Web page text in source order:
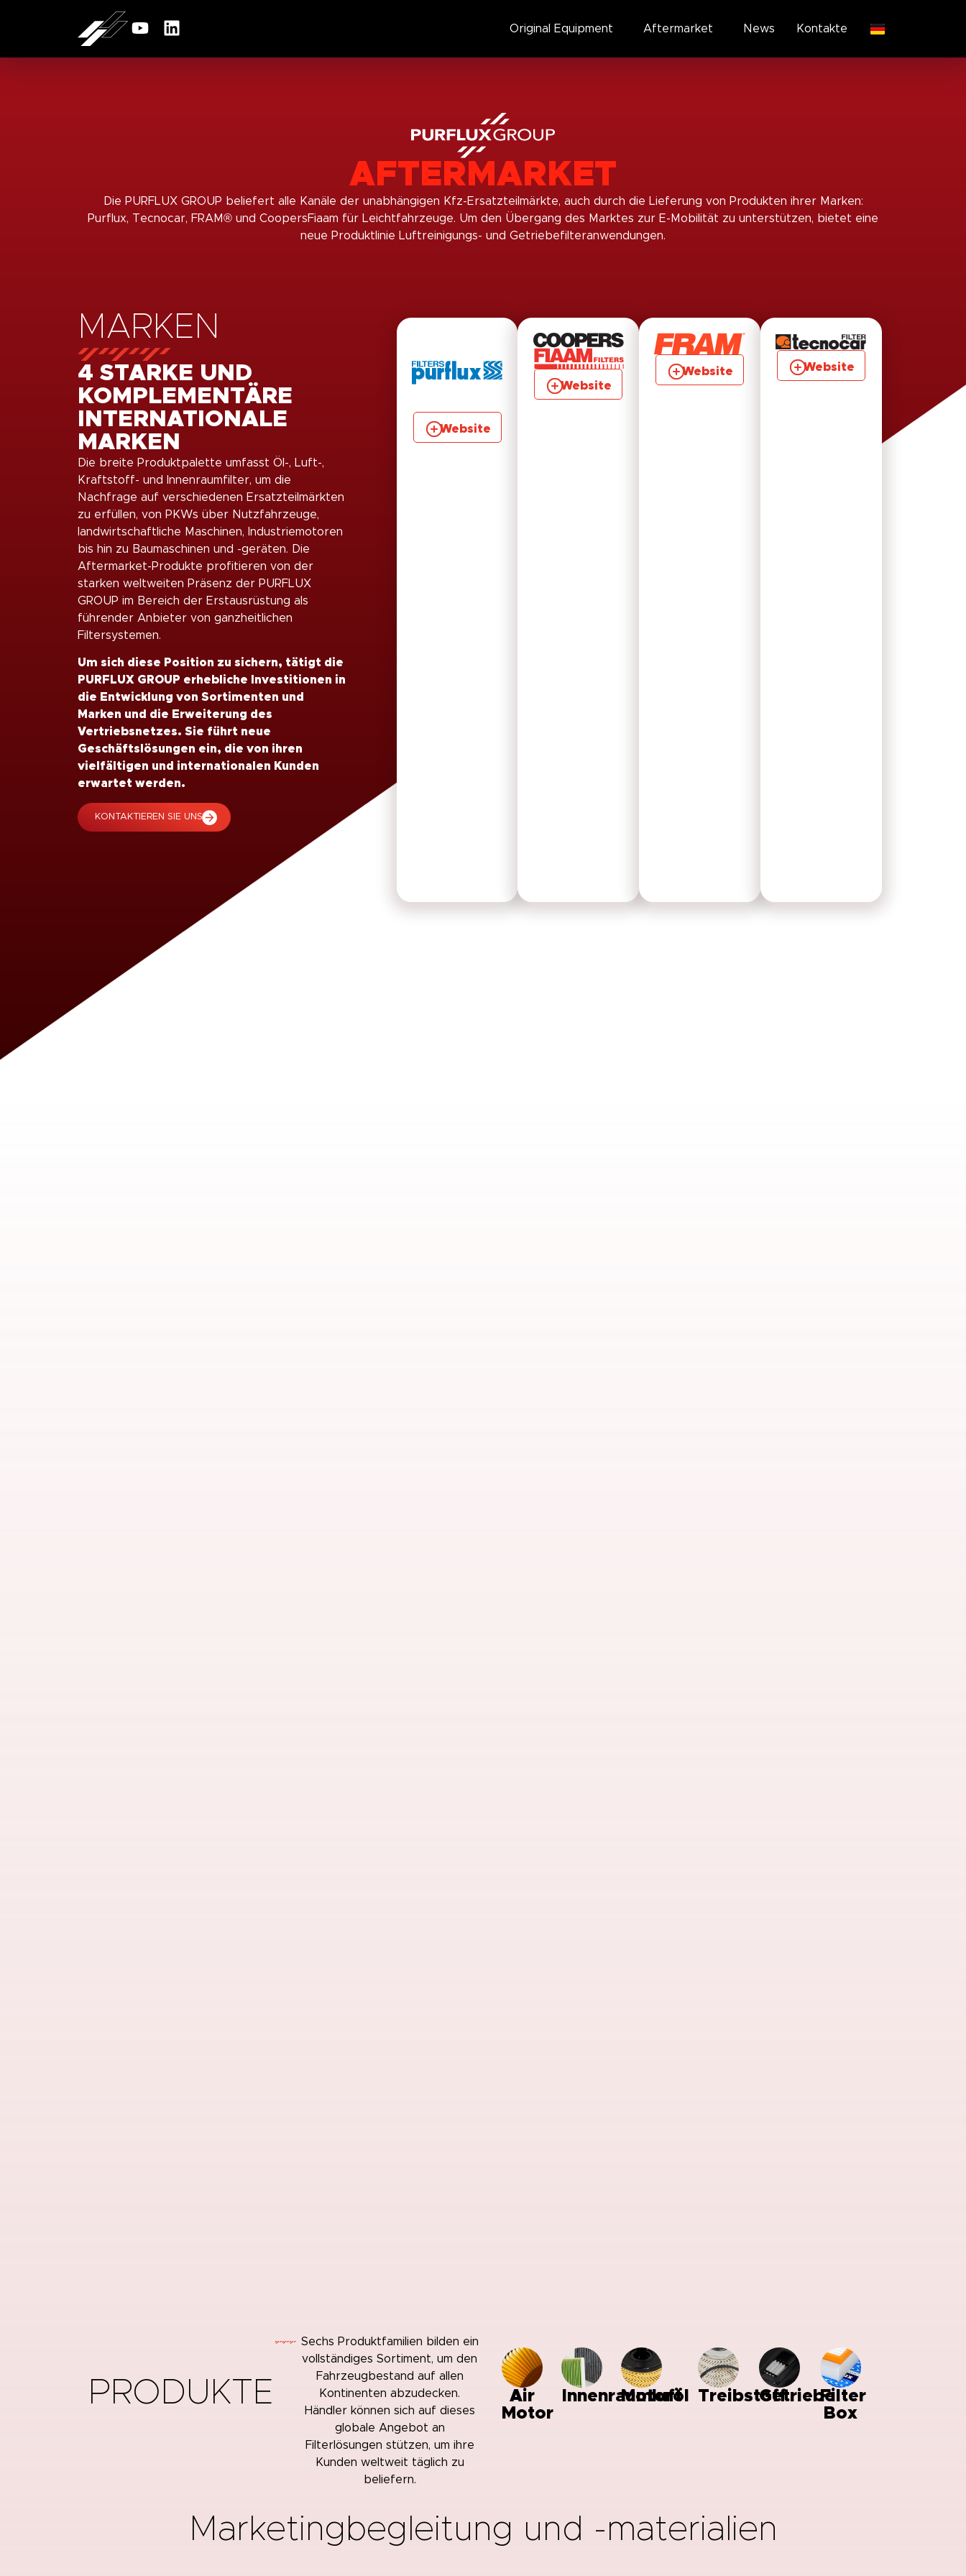
Original Equipment Aftermarket News Kontakte
AFTERMARKET
Die PURFLUX GROUP beliefert alle Kanäle der unabhängigen Kfz-Ersatzteilmärkte, auch durch die Lieferung von Produkten ihrer Marken:
Purflux, Tecnocar, FRAM® und CoopersFiaam für Leichtfahrzeuge. Um den Übergang des Marktes zur E-Mobilität zu unterstützen, bietet eine
neue Produktlinie Luftreinigungs- und Getriebefilteranwendungen.
MARKEN
4 STARKE UND
KOMPLEMENTÄRE
INTERNATIONALE
MARKEN
Die breite Produktpalette umfasst Öl-, Luft-,
Kraftstoff- und Innenraumfilter, um die
Nachfrage auf verschiedenen Ersatzteilmärkten
zu erfüllen, von PKWs über Nutzfahrzeuge,
landwirtschaftliche Maschinen, Industriemotoren
bis hin zu Baumaschinen und -geräten. Die
Aftermarket-Produkte profitieren von der
starken weltweiten Präsenz der PURFLUX
GROUP im Bereich der Erstausrüstung als
führender Anbieter von ganzheitlichen
Filtersystemen.
Um sich diese Position zu sichern, tätigt die
PURFLUX GROUP erhebliche Investitionen in
die Entwicklung von Sortimenten und
Marken und die Erweiterung des
Vertriebsnetzes. Sie führt neue
Geschäftslösungen ein, die von ihren
vielfältigen und internationalen Kunden
erwartet werden.
KONTAKTIEREN SIE UNS!
Website
Website
Website Website
PRODUKTE
Sechs Produktfamilien bilden ein
vollständiges Sortiment, um den
Fahrzeugbestand auf allen
Kontinenten abzudecken.
Händler können sich auf dieses
globale Angebot an
Filterlösungen stützen, um ihre
Kunden weltweit täglich zu
beliefern.
Air
Motor
Innenraumluft
Motoröl TreibstoffGetriebeFilter
Box
Marketingbegleitung und -materialien